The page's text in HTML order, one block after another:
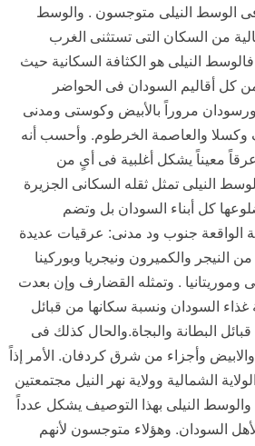
فى الوسط النيلى متوجسون . والوسط
من السكان التى تستثنى الغرب
النيلى هو الكثافة السكانية حيث
كل أقاليم السودان فى الحواضر
ببورسودان مروراً بالأبيض وكوستى ومدنى
والعاصمة الخرطوم. وأحسب أنه
معيناً يشكل أغلبية فى أىٍ من
النيلى تمثل ثقله السكانى الجزيرة
كل أبناء السودان بل وتضم
الواقعة جنوب ود مدنى: عرقيات عديدة
النيجر والكميرون ونيجريا وبوركينا
. وتمثله القضارف وإن بعدت
السودان ونسبة سكانها من قبائل
البطانة والبجاة.والحال كذلك فى
والابيض وأجزاء من شرق كردفان. الأمر إذاً
الشمالية وولاية نهر النيل مجتمعتين
. والوسط النيلى بهذا التوصيف يشكل عدداً
لأهل السودان. وهؤلاء متوجسون لأنهم